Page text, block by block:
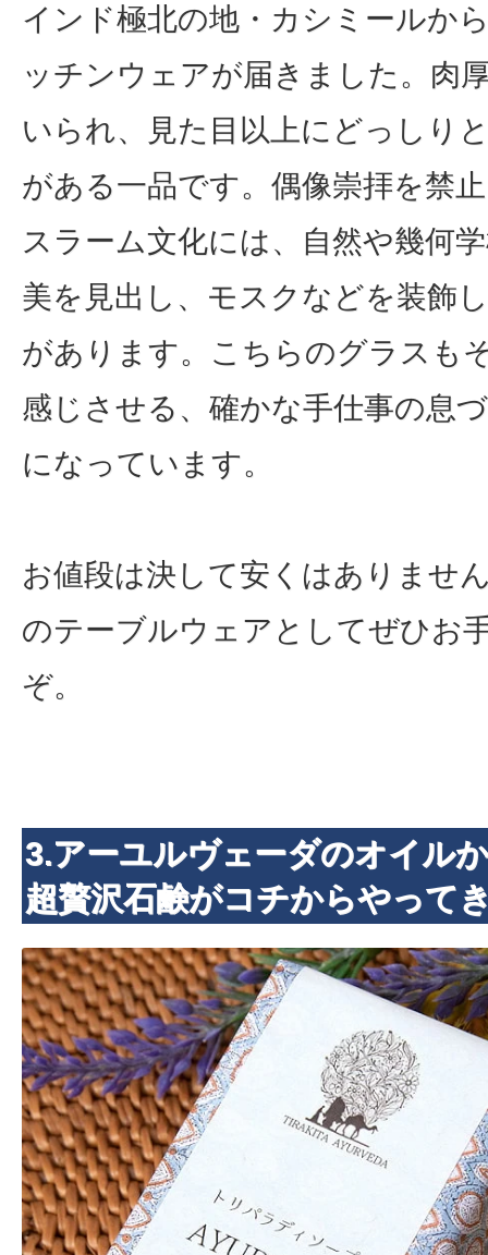
インド極北の地・カシミールか
ッチンウェアが届きました。肉
いられ、見た目以上にどっしり
がある一品です。偶像崇拝を禁
スラーム文化には、自然や幾何
美を見出し、モスクなどを装飾
があります。こちらのグラスも
感じさせる、確かな手仕事の息
になっています。
お値段は決して安くはありませ
のテーブルウェアとしてぜひお
ぞ。
3.アーユルヴェーダのオイル
超贅沢石鹸がコチからやって